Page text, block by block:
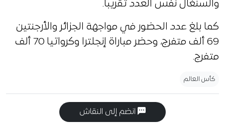
والسنغال نفس العدد تقريبا.
كما بلغ عدد الحضور في مواجهة الجزائر والأرجنتين
69 ألف متفرج، وحضر مباراة إنجلترا وكرواتيا 70 ألف
متفرج.
كأس العالم
انضم إلى النقاش